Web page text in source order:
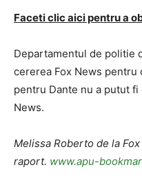
Faceti clic aici pentru a
Departamentul de politie
cererea Fox News
pentru Dante nu a putut
News.
Melissa Roberto de la
raport. www.apu-